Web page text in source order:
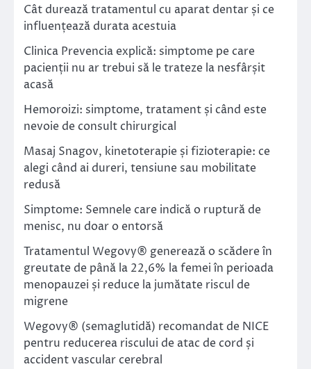
Cât durează tratamentul cu aparat dentar și ce
influențează durata acestuia
Clinica Prevencia explică: simptome pe care
pacienții nu ar trebui să le trateze la nesfârșit
acasă
Hemoroizi: simptome, tratament și când este
nevoie de consult chirurgical
Masaj Snagov, kinetoterapie și fizioterapie: ce
alegi când ai dureri, tensiune sau mobilitate
redusă
Simptome: Semnele care indică o ruptură de
menisc, nu doar o entorsă
Tratamentul Wegovy® generează o scădere în
greutate de până la 22,6% la femei în perioada
menopauzei și reduce la jumătate riscul de
migrene
Wegovy® (semaglutidă) recomandat de NICE
pentru reducerea riscului de atac de cord și
accident vascular cerebral